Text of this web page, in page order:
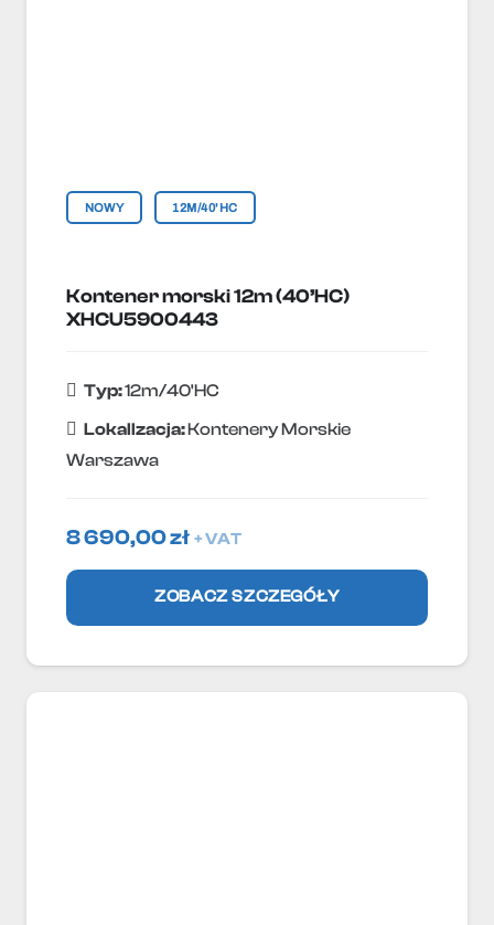
NOWY 12M/40'HC
Kontener morski 12m (40’HC)
XHCU5900443
Typ:12m/40'HC
Lokallzacja:Kontenery Morskie
Warszawa
8 690,00zł + VAT
ZOBACZ SZCZEGÓŁY